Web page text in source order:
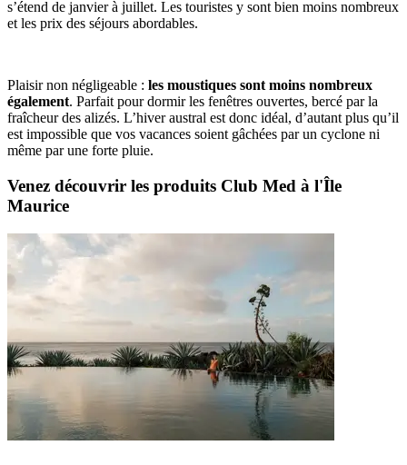
s’étend de janvier à juillet. Les touristes y sont bien moins nombreux
et les prix des séjours abordables.
Plaisir non négligeable : les moustiques sont moins nombreux
également. Parfait pour dormir les fenêtres ouvertes, bercé par la
fraîcheur des alizés. L’hiver austral est donc idéal, d’autant plus qu’il
est impossible que vos vacances soient gâchées par un cyclone ni
même par une forte pluie.
Venez découvrir les produits Club Med à l'Île
Maurice